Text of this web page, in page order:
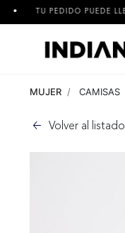
PUEDE LLEGAR DIVIDIDO
MUJER CAMISAS
Volver al listado